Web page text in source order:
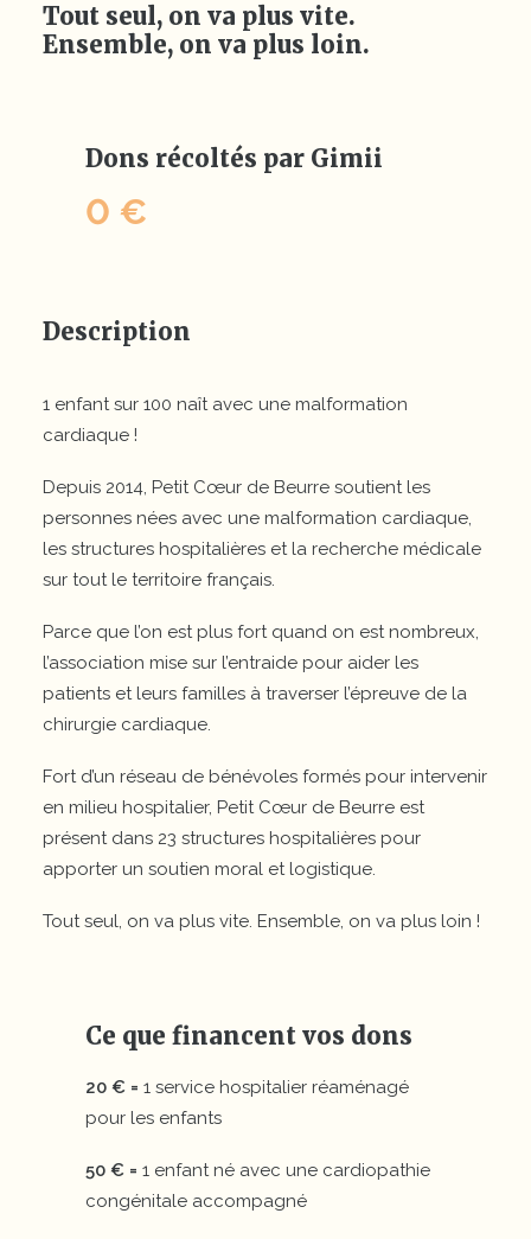
Tout seul, on va plus vite.
Ensemble, on va plus loin.
Dons récoltés par Gimii
0 €
Description
1 enfant sur 100 naît avec une malformation
cardiaque !
Depuis 2014, Petit Cœur de Beurre soutient les
personnes nées avec une malformation cardiaque,
les structures hospitalières et la recherche médicale
sur tout le territoire français.
Parce que l’on est plus fort quand on est nombreux,
l’association mise sur l’entraide pour aider les
patients et leurs familles à traverser l’épreuve de la
chirurgie cardiaque.
Fort d’un réseau de bénévoles formés pour intervenir
en milieu hospitalier, Petit Cœur de Beurre est
présent dans 23 structures hospitalières pour
apporter un soutien moral et logistique.
Tout seul, on va plus vite. Ensemble, on va plus loin !
Ce que financent vos dons
20 € = 1 service hospitalier réaménagé
pour les enfants
50 € = 1 enfant né avec une cardiopathie
congénitale accompagné